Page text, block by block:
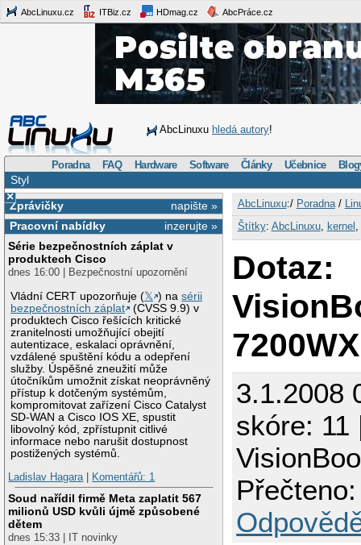
AbcLinuxu.cz ITBiz.cz HDmag.cz AbcPráce.cz
AbcLinuxu hledá autory!
Poradna FAQ Hardware Software Články Učebnice
Styl
×
napište »
Zprávičky
inzerujte »
Pracovní nabídky
Série bezpečnostních záplat v
produktech Cisco
dnes 16:00 | Bezpečnostní upozornění
Vládní CERT upozorňuje (𝕏 ) nasérii
bezpečnostních záplat
(CVSS 9.9) v
produktech Cisco řešících kritické
zranitelnosti umožňující obejití
autentizace, eskalaci oprávnění,
vzdálené spuštění kódu a odepření
služby. Úspěšné zneužití může
útočníkům umožnit získat neoprávněný
přístup k dotčeným systémům,
kompromitovat zařízení Cisco Catalyst
SD-WAN a Cisco IOS XE, spustit
libovolný kód, zpřístupnit citlivé
informace nebo narušit dostupnost
postižených systémů.
Ladislav Hagara| Komentářů: 1
Soud nařídil firmě Meta zaplatit 567
milionů USD kvůli újmě způsobené
dětem
dnes 15:33 | IT novinky
AbcLinuxu:/ Poradna/
Štítky: AbcLinuxu, kernel
Dotaz:
3.1.2008
skóre: 11